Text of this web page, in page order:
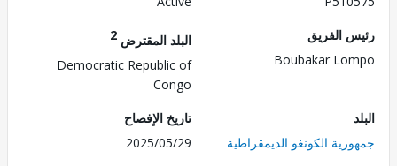
الفريق
Boubakar
البلد المقترض
Democratic Republic of
الكونغو الديمقراطية
تاريخ الإفصاح
2025/05/29